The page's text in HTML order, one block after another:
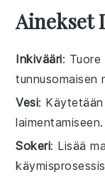
Ainekset
Inkivääri: Tuore
tunnusomaisen
Vesi:
laimentamiseen.
Sokeri: Lisää